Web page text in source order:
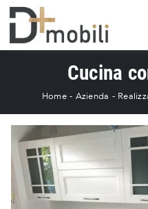
Cucina
Home- Azienda -